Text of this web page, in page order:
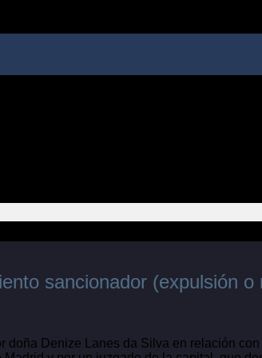
sancionador (expulsión o
Denize Lanes da Silva en relación